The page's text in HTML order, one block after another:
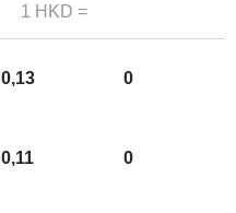
1 HKD =
0,13 0
0,11 0